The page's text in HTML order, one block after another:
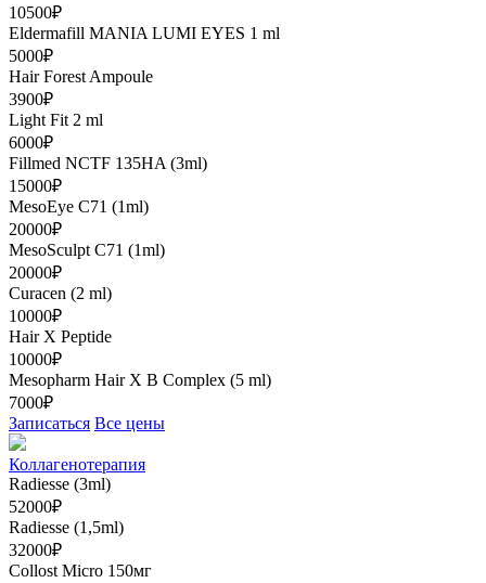
10500₽
Eldermafill MANIA LUMI EYES 1 ml
5000₽
Hair Forest Ampoule
3900₽
Light Fit 2 ml
6000₽
Fillmed NCTF 135HA (3ml)
15000₽
MesoEye C71 (1ml)
20000₽
MesoSculpt C71 (1ml)
20000₽
Curacen (2 ml)
10000₽
Hair X Peptide
10000₽
Mesopharm Hair X В Complex (5 ml)
7000₽
Записаться Все цены
Коллагенотерапия
Radiesse (3ml)
52000₽
Radiesse (1,5ml)
32000₽
Collost Micro 150мг